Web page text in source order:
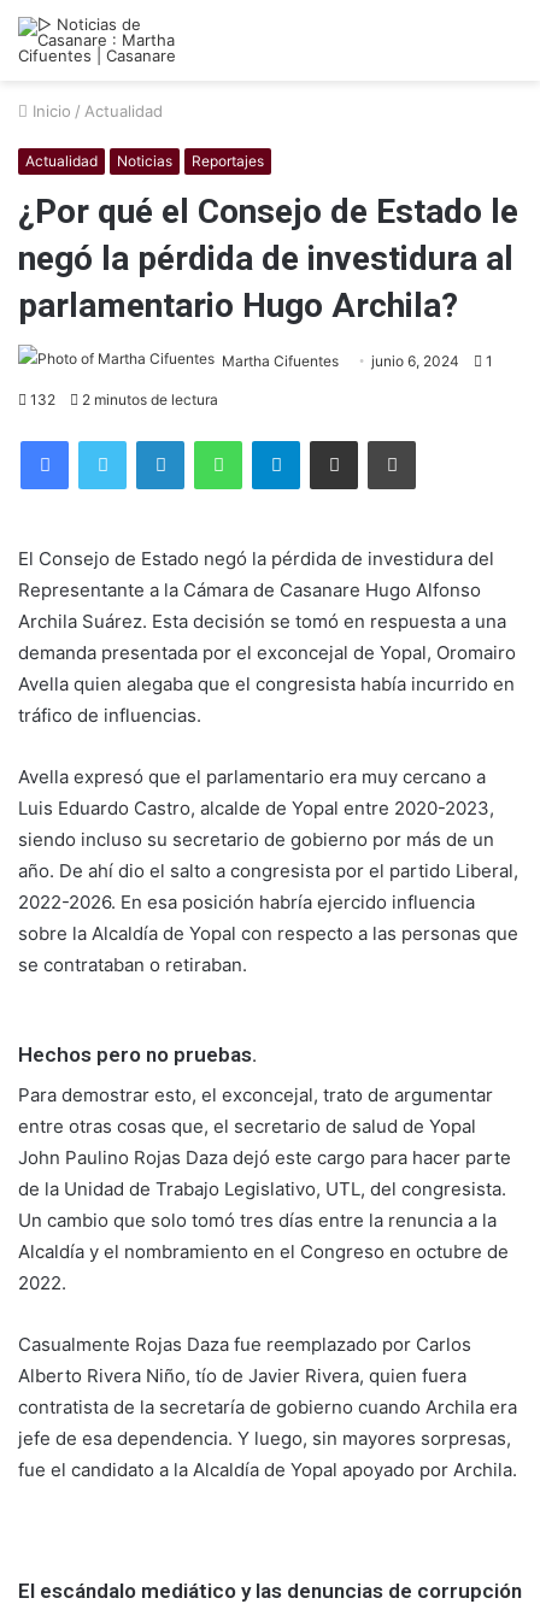
Inicio / Actualidad
Actualidad Noticias Reportajes
¿Por qué el Consejo de Estado le
negó la pérdida de investidura al
parlamentario Hugo Archila?
Martha Cifuentes junio 6, 2024 1
132 2 minutos de lectura
FacebookTwitter LinkedInWhatsAppTelegramCompartir por correo electrónicoImprimir
El Consejo de Estado negó la pérdida de investidura del
Representante a la Cámara de Casanare Hugo Alfonso
Archila Suárez. Esta decisión se tomó en respuesta a una
demanda presentada por el exconcejal de Yopal, Oromairo
Avella quien alegaba que el congresista había incurrido en
tráfico de influencias.
Avella expresó que el parlamentario era muy cercano a
Luis Eduardo Castro, alcalde de Yopal entre 2020-2023,
siendo incluso su secretario de gobierno por más de un
año. De ahí dio el salto a congresista por el partido Liberal,
2022-2026. En esa posición habría ejercido influencia
sobre la Alcaldía de Yopal con respecto a las personas que
se contrataban o retiraban.
Hechos pero no pruebas.
Para demostrar esto, el exconcejal, trato de argumentar
entre otras cosas que, el secretario de salud de Yopal
John Paulino Rojas Daza dejó este cargo para hacer parte
de la Unidad de Trabajo Legislativo, UTL, del congresista.
Un cambio que solo tomó tres días entre la renuncia a la
Alcaldía y el nombramiento en el Congreso en octubre de
2022.
Casualmente Rojas Daza fue reemplazado por Carlos
Alberto Rivera Niño, tío de Javier Rivera, quien fuera
contratista de la secretaría de gobierno cuando Archila era
jefe de esa dependencia. Y luego, sin mayores sorpresas,
fue el candidato a la Alcaldía de Yopal apoyado por Archila.
El escándalo mediático y las denuncias de corrupción